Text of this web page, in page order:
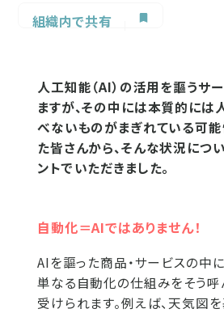
組織内で共有
人工知能（AI）の活用を謳うサ
ますが、その中には本質的には
べないものがまぎれている可能
た皆さんから、そんな状況につ
ントでいただきました。
自動化＝AIではありません！
AIを謳った商品・サービスの中
単なる自動化の仕組みをそう呼
受けられます。例えば、天気図